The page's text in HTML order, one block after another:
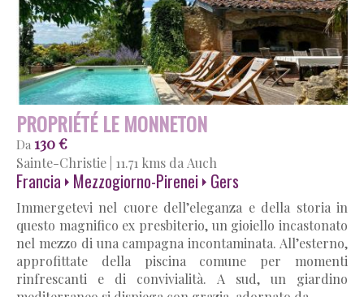
PROPRIÉTÉ LE MONNETON
Da 130 €
Sainte-Christie 11.71 kms da Auch
Francia Mezzogiorno-Pirenei Gers
Immergetevi nel cuore dell’eleganza e della storia in
questo magnifico ex presbiterio, un gioiello incastonato
nel mezzo di una campagna incontaminata. All’esterno,
approfittate della piscina comune per momenti
rinfrescanti e di convivialità. A sud, un giardino